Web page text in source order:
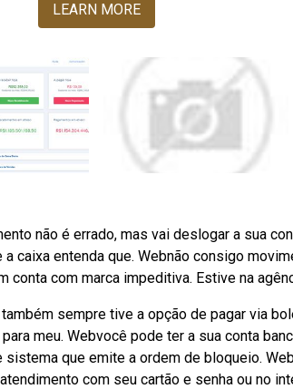
LEARN MORE
não é errado, mas vai deslogar a sua
caixa entenda que. Webnão consigo
conta com marca impeditiva. Estive na
sempre tive a opção de pagar via
meu. Webvocê pode ter a sua conta
que emite a ordem de bloqueio.
com seu cartão e senha ou no